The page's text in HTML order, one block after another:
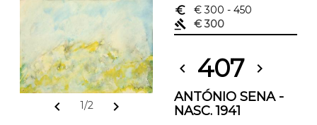
chevron_left 1/2 chevron_right
euro_symbol € 300 - 450
gavel
€ 300
chevron_left 407 chevron_right
ANTÓNIO SENA -
NASC. 1941